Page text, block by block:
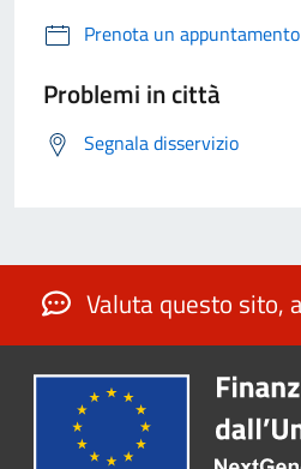
Prenota un appuntamento
Problemi in città
Segnala disservizio
Valuta questo sito,